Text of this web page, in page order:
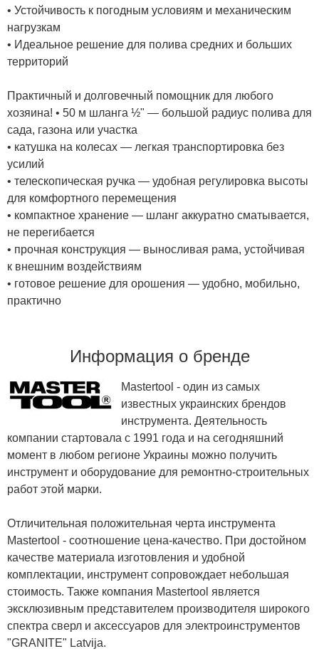
• Устойчивость к погодным условиям и механическим
нагрузкам
• Идеальное решение для полива средних и больших
территорий
Практичный и долговечный помощник для любого
хозяина! • 50 м шланга ½" — большой радиус полива для
сада, газона или участка
• катушка на колесах — легкая транспортировка без
усилий
• телескопическая ручка — удобная регулировка высоты
для комфортного перемещения
• компактное хранение — шланг аккуратно сматывается,
не перегибается
• прочная конструкция — выносливая рама, устойчивая
к внешним воздействиям
• готовое решение для орошения — удобно, мобильно,
практично
Информация о бренде
Mastertool - один из самых
известных украинских брендов
инструмента. Деятельность
компании стартовала с 1991 года и на сегодняшний
момент в любом регионе Украины можно получить
инструмент и оборудование для ремонтно-строительных
работ этой марки.
Отличительная положительная черта инструмента
Mastertool - соотношение цена-качество. При достойном
качестве материала изготовления и удобной
комплектации, инструмент сопровождает небольшая
стоимость. Также компания Mastertool является
эксклюзивным представителем производителя широкого
спектра сверл и аксессуаров для электроинструментов
"GRANITE" Latvija.